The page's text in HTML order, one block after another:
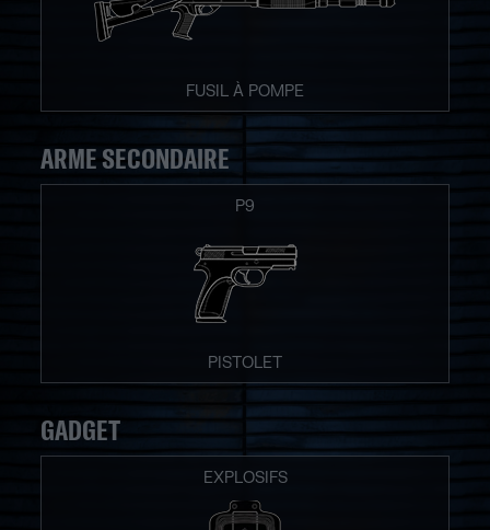
FUSIL À POMPE
ARME SECONDAIRE
P9
PISTOLET
GADGET
EXPLOSIFS